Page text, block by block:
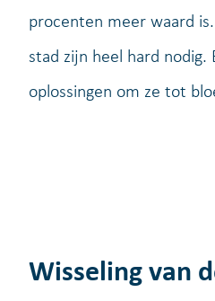
procenten meer waard
stad zijn heel hard nodig.
oplossingen om ze tot
Wisseling van